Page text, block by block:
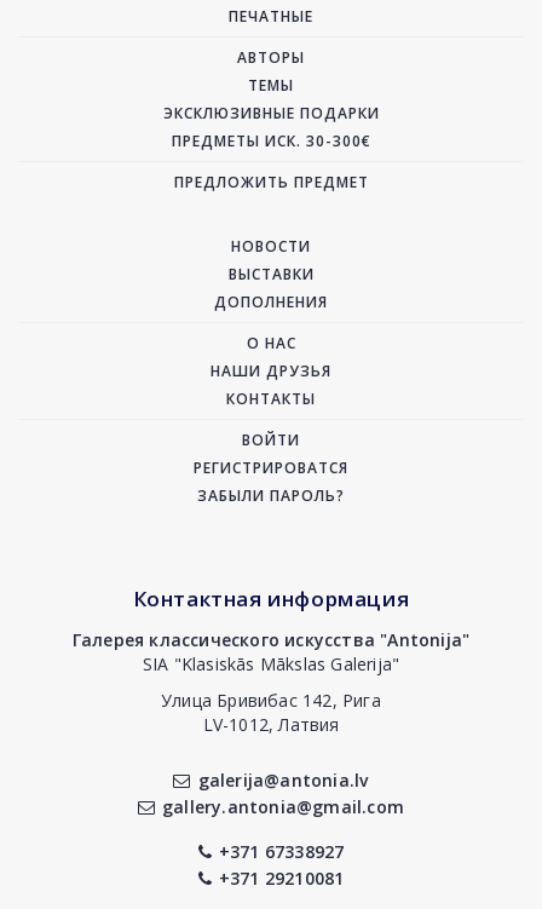
ПЕЧАТНЫЕ
АВТОРЫ
ТЕМЫ
ЭКСКЛЮЗИВНЫЕ ПОДАРКИ
ПРЕДМЕТЫ ИСК. 30-300€
ПРЕДЛОЖИТЬ ПРЕДМЕТ
НОВОСТИ
ВЫСТАВКИ
ДОПОЛНЕНИЯ
О НАС
НАШИ ДРУЗЬЯ
КОНТАКТЫ
ВОЙТИ
РЕГИСТРИРОВАТСЯ
ЗАБЫЛИ ПАРОЛЬ?
Контактная информация
Галерея классического искусства "Antonija"
SIA "Klasiskās Mākslas Galerija"
Улица Бривибас 142, Рига
LV-1012, Латвия
galerija@antonia.lv
gallery.antonia@gmail.com
+371 67338927
+371 29210081